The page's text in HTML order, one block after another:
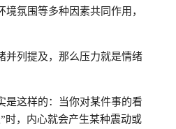
氛围等多种因素共同作用，
并列提及，那么压力就是情绪
是这样的：当你对某件事的看
时，内心就会产生某种震动或